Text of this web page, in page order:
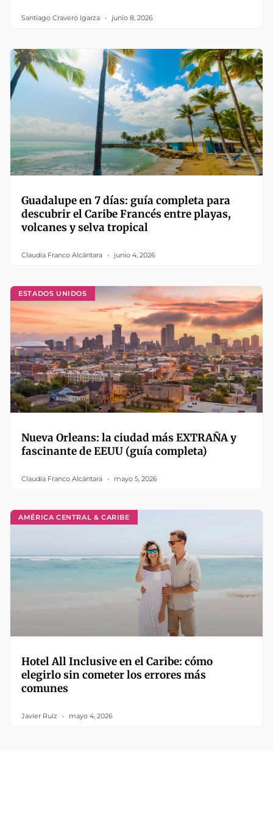
Santiago Cravero Igarza junio 8, 2026
Guadalupe en 7 días: guía completa para
descubrir el Caribe Francés entre playas,
volcanes y selva tropical
Claudia Franco Alcántara junio 4, 2026
ESTADOS UNIDOS
Nueva Orleans: la ciudad más EXTRAÑA y
fascinante de EEUU (guía completa)
Claudia Franco Alcántara mayo 5, 2026
AMÉRICA CENTRAL & CARIBE
Hotel All Inclusive en el Caribe: cómo
elegirlo sin cometer los errores más
comunes
Javier Ruiz mayo 4, 2026